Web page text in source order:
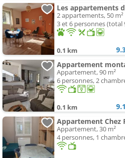
Les appartements
2 appartements, 50 m²
3 et 6 personnes (total
0.1 km
Appartement
Appartement, 90 m²
6 personnes, 2
0.1 km 9.1
Appartement Chez
Appartement, 30 m²
4 personnes, 1